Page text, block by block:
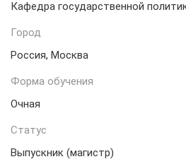
Кафедра государственной
Город
Россия, Москва
Форма обучения
Очная
Статус
Выпускник (магистр)